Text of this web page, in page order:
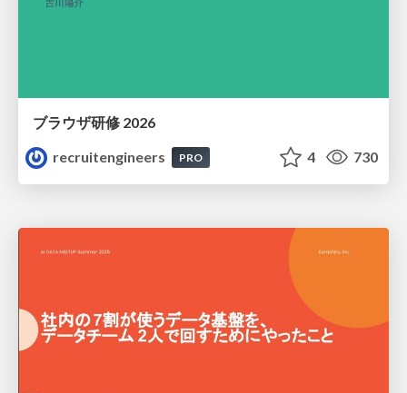
ブラウザ研修 2026
recruitengineers
PRO 4 730